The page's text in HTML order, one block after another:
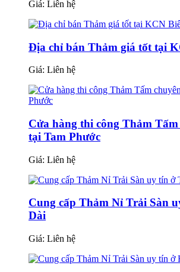
Giá: Liên hệ
Địa chỉ bán Thảm giá tốt tại
Giá: Liên hệ
Cửa hàng thi công Thảm
tại Tam Phước
Giá: Liên hệ
Cung cấp Thảm Nỉ Trải Sàn
Dài
Giá: Liên hệ